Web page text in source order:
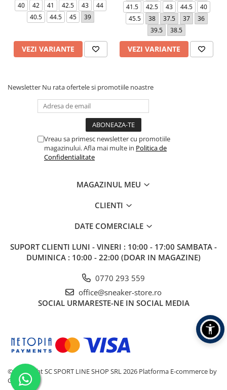
40 42 41 42.5 43
44
40.5
44.5 45 39
VEZI VARIANTE
41.5
42.5 43 44.5
40
45.5
38 37.5 37
36
39.5
38.5
VEZI VARIANTE
Newsletter Nu rata ofertele si promotiile noastre
Vreau sa primesc newsletter cu promotiile
magazinului. Afla mai multe in Politica de
Confidentialitate
MAGAZINUL MEU
CLIENTI
DATE COMERCIALE
SUPORT CLIENTI LUNI - VINERI : 10:00 - 17:00 SAMBATA -
DUMINICA : 10:00 - 22:00 (DOAR IN MAGAZINE)
0770 293 559
office@sneaker-store.ro
SOCIAL URMARESTE-NE IN SOCIAL MEDIA
©Copyright SC SPORT LINE SHOP SRL 2026 Platforma E-commerce by
Gomag